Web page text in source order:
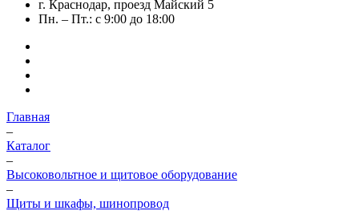
г. Краснодар, проезд Майский 5
Пн. – Пт.: с 9:00 до 18:00
Главная
–
Каталог
–
Высоковольтное и щитовое оборудование
–
Щиты и шкафы, шинопровод